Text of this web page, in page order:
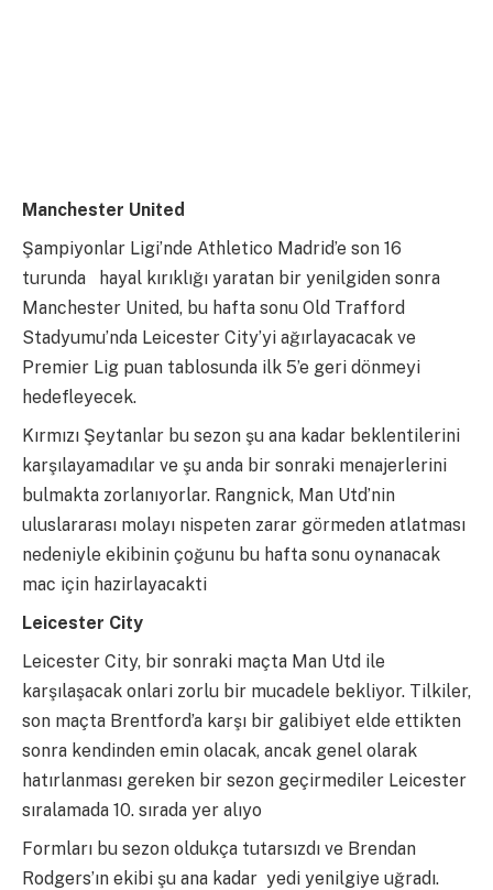
Manchester United
Şampiyonlar Ligi’nde Athletico Madrid’e son 16
turunda hayal kırıklığı yaratan bir yenilgiden sonra
Manchester United, bu hafta sonu Old Trafford
Stadyumu’nda Leicester City’yi ağırlayacacak ve
Premier Lig puan tablosunda ilk 5’e geri dönmeyi
hedefleyecek.
Kırmızı Şeytanlar bu sezon şu ana kadar beklentilerini
karşılayamadılar ve şu anda bir sonraki menajerlerini
bulmakta zorlanıyorlar. Rangnick, Man Utd’nin
uluslararası molayı nispeten zarar görmeden atlatması
nedeniyle ekibinin çoğunu bu hafta sonu oynanacak
mac için hazirlayacakti
Leicester City
Leicester City, bir sonraki maçta Man Utd ile
karşılaşacak onlari zorlu bir mucadele bekliyor. Tilkiler,
son maçta Brentford’a karşı bir galibiyet elde ettikten
sonra kendinden emin olacak, ancak genel olarak
hatırlanması gereken bir sezon geçirmediler Leicester
sıralamada 10. sırada yer alıyo
Formları bu sezon oldukça tutarsızdı ve Brendan
Rodgers’ın ekibi şu ana kadar yedi yenilgiye uğradı.